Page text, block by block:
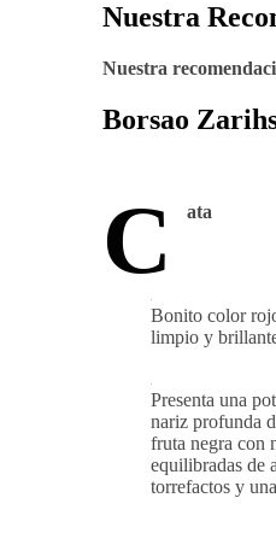
Nuestra
Nuestra
Borsao
C ata
Bonito color
limpio y
Presenta una
nariz profunda
fruta negra con
equilibradas de
torrefactos y